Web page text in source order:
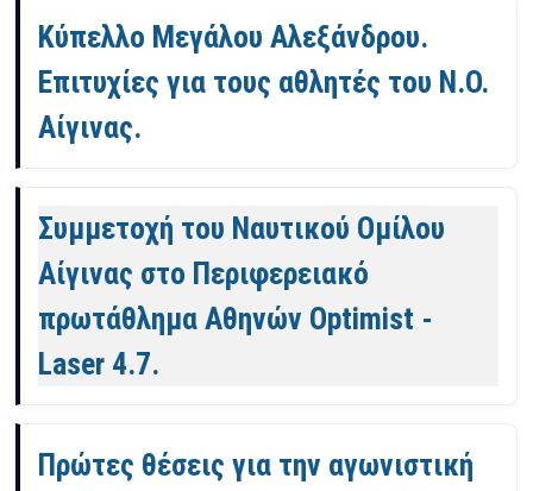
Κύπελλο Μεγάλου Αλεξάνδρου.
Επιτυχίες για τους αθλητές του Ν.Ο.
Αίγινας.
Συμμετοχή του Ναυτικού Ομίλου
Αίγινας στο Περιφερειακό
πρωτάθλημα Αθηνών Optimist -
Laser 4.7.
Πρώτες θέσεις για την αγωνιστική